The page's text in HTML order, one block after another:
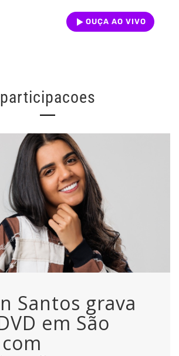
OUÇA AO VIVO
participacoes
Santos grava
em São